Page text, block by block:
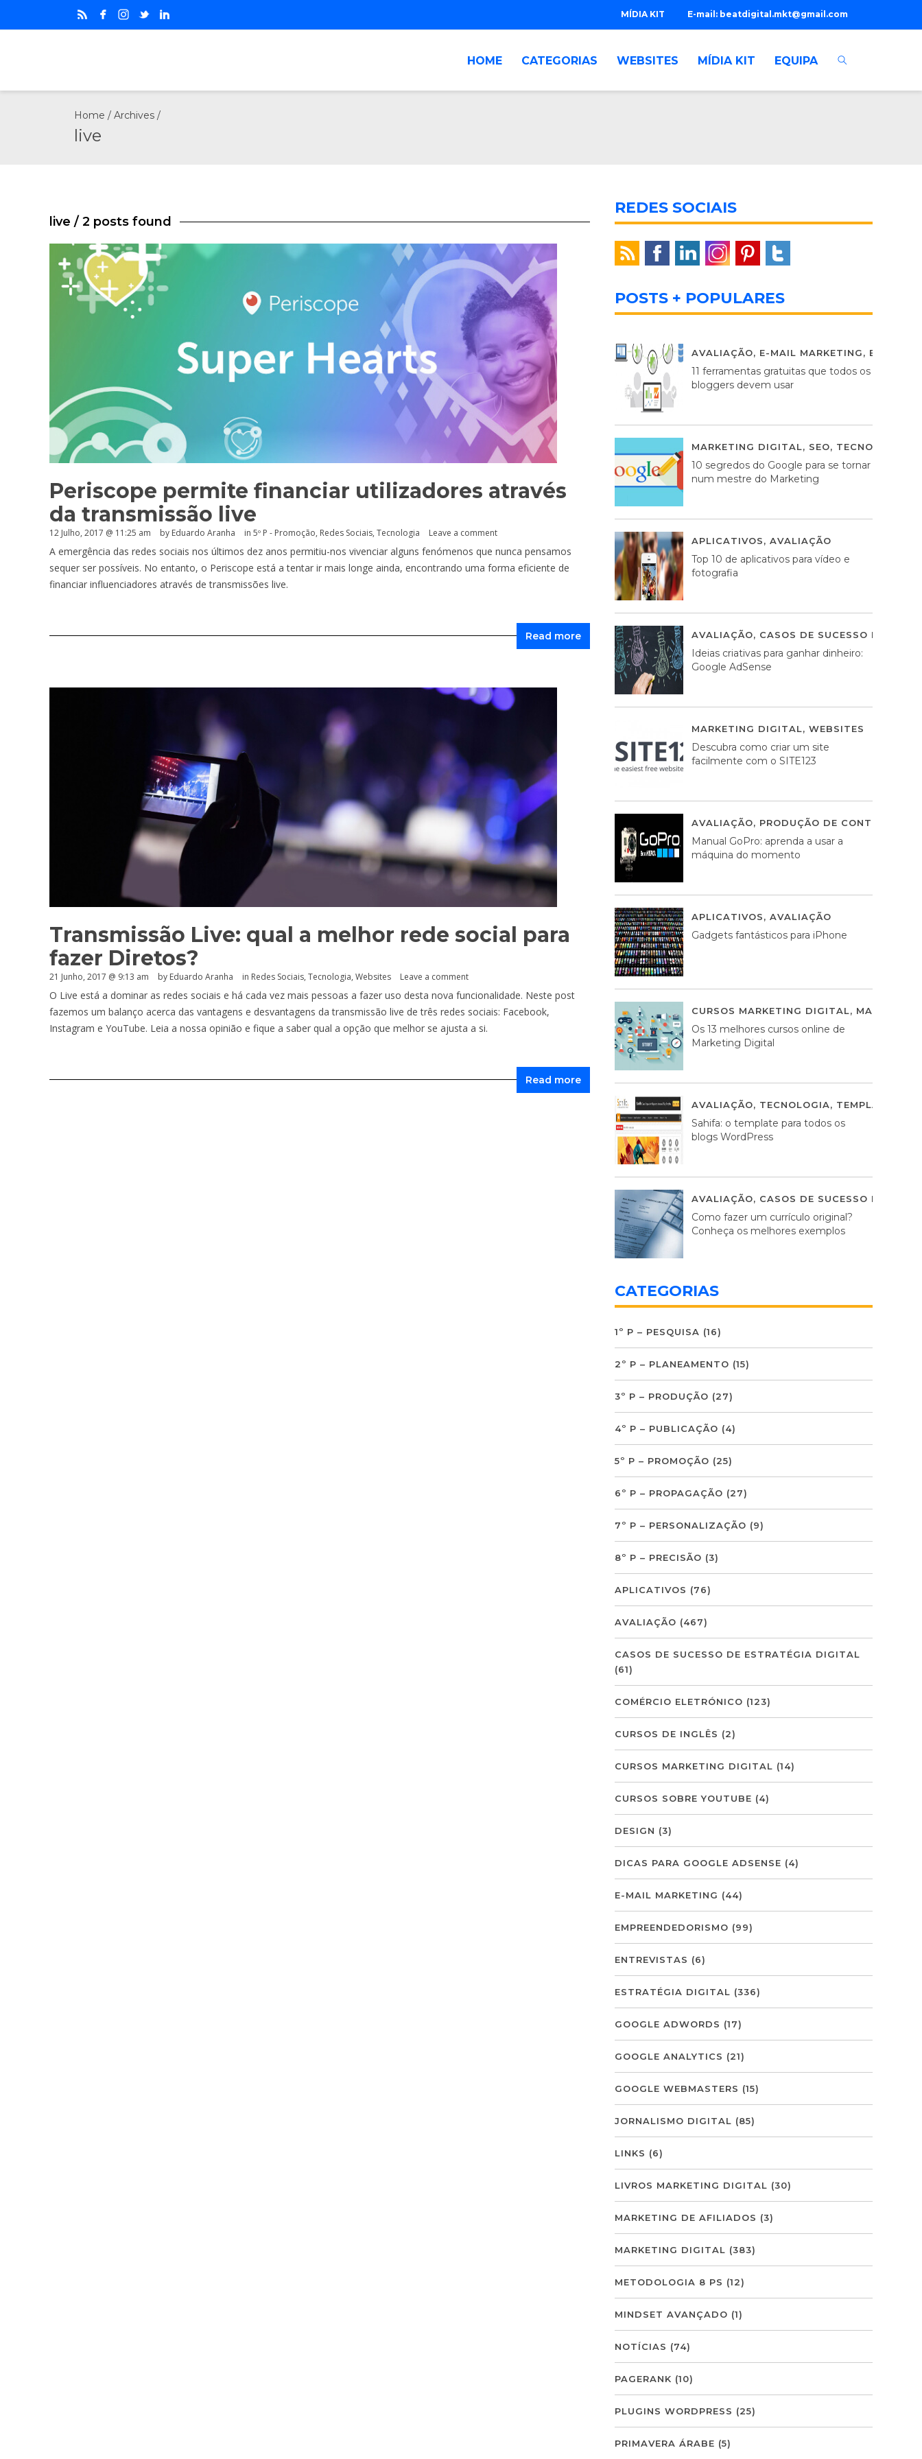
E-mail: beatdigital.mkt@gmail.com
MÍDIA KIT
HOME CATEGORIAS WEBSITES MÍDIA KIT EQUIPA
Home / Archives /
live
live / 2 posts found
Periscope permite financiar utilizadores através
da transmissão live
12 Julho, 2017 @ 11:25 am by Eduardo Aranha in 5º P - Promoção, Redes Sociais, Tecnologia Leave a comment
A emergência das redes sociais nos últimos dez anos permitiu-nos vivenciar alguns fenómenos que nunca pensamos
sequer ser possíveis. No entanto, o Periscope está a tentar ir mais longe ainda, encontrando uma forma eficiente de
financiar influenciadores através de transmissões live.
Read more
Transmissão Live: qual a melhor rede social para
fazer Diretos?
21 Junho, 2017 @ 9:13 am by Eduardo Aranha in Redes Sociais, Tecnologia, Websites Leave a comment
O Live está a dominar as redes sociais e há cada vez mais pessoas a fazer uso desta nova funcionalidade. Neste post
fazemos um balanço acerca das vantagens e desvantagens da transmissão live de três redes sociais: Facebook,
Instagram e YouTube. Leia a nossa opinião e fique a saber qual a opção que melhor se ajusta a si.
Read more
REDES SOCIAIS
POSTS + POPULARES
AVALIAÇÃO, E-MAIL MARKETING,
11 ferramentas gratuitas que todos os
bloggers devem usar
MARKETING DIGITAL, SEO, TECNOLOGIA
10 segredos do Google para se tornar
num mestre do Marketing
APLICATIVOS, AVALIAÇÃO
Top 10 de aplicativos para vídeo e
fotografia
AVALIAÇÃO, CASOS DE SUCESSO DE
Ideias criativas para ganhar dinheiro:
Google AdSense
MARKETING DIGITAL, WEBSITES
Descubra como criar um site
facilmente com o SITE123
AVALIAÇÃO, PRODUÇÃO DE CONTEÚDOS
Manual GoPro: aprenda a usar a
máquina do momento
APLICATIVOS, AVALIAÇÃO
Gadgets fantásticos para iPhone
CURSOS MARKETING DIGITAL,
Os 13 melhores cursos online de
Marketing Digital
AVALIAÇÃO, TECNOLOGIA, TEMPLATES
Sahifa: o template para todos os
blogs WordPress
AVALIAÇÃO, CASOS DE SUCESSO DE
Como fazer um currículo original?
Conheça os melhores exemplos
CATEGORIAS
1º P – PESQUISA (16)
2º P – PLANEAMENTO (15)
3º P – PRODUÇÃO (27)
4º P – PUBLICAÇÃO (4)
5º P – PROMOÇÃO (25)
6º P – PROPAGAÇÃO (27)
7º P – PERSONALIZAÇÃO (9)
8º P – PRECISÃO (3)
APLICATIVOS (76)
AVALIAÇÃO (467)
CASOS DE SUCESSO DE ESTRATÉGIA DIGITAL
(61)
COMÉRCIO ELETRÓNICO (123)
CURSOS DE INGLÊS (2)
CURSOS MARKETING DIGITAL (14)
CURSOS SOBRE YOUTUBE (4)
DESIGN (3)
DICAS PARA GOOGLE ADSENSE (4)
E-MAIL MARKETING (44)
EMPREENDEDORISMO (99)
ENTREVISTAS (6)
ESTRATÉGIA DIGITAL (336)
GOOGLE ADWORDS (17)
GOOGLE ANALYTICS (21)
GOOGLE WEBMASTERS (15)
JORNALISMO DIGITAL (85)
LINKS (6)
LIVROS MARKETING DIGITAL (30)
MARKETING DE AFILIADOS (3)
MARKETING DIGITAL (383)
METODOLOGIA 8 PS (12)
MINDSET AVANÇADO (1)
NOTÍCIAS (74)
PAGERANK (10)
PLUGINS WORDPRESS (25)
PRIMAVERA ÁRABE (5)